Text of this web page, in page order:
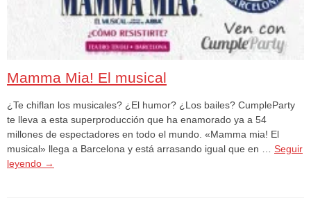
Mamma Mia! El musical
¿Te chiflan los musicales? ¿El humor? ¿Los bailes? CumpleParty
te lleva a esta superproducción que ha enamorado ya a 54
millones de espectadores en todo el mundo. «Mamma mia! El
musical» llega a Barcelona y está arrasando igual que en … Seguir
leyendo →